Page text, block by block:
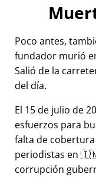
Poco antes,
fundador murió
Salió de la
del día.
El 15 de julio de
esfuerzos para
falta de
periodistas en
corrupción